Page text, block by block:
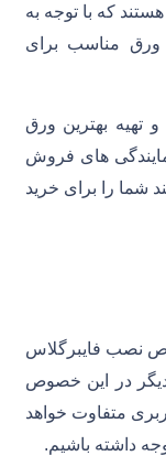
که با توجه به
ورق مناسب برای
تهیه بهترین ورق
های فروش
شما را برای خرید
نصب فایبرگلاس
در این خصوص
متفاوت خواهد
داشته باشیم.